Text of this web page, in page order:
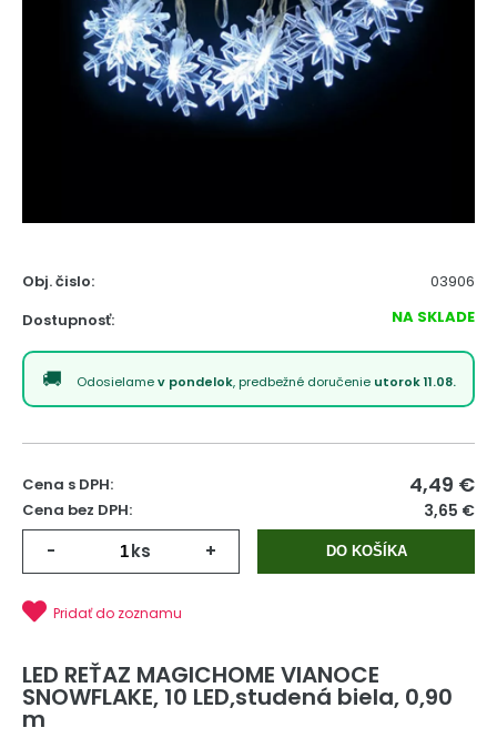
Obj. čislo:
03906
Dostupnosť:
NA SKLADE
Odosielamev pondelok, predbežné doručenie utorok 11.08.
Cena s DPH: 4,49 €
Cena bez DPH: 3,65 €
- ks + DO KOŠÍKA
Pridať do zoznamu
LED REŤAZ MAGICHOME VIANOCE
SNOWFLAKE, 10 LED,studená biela, 0,90
m